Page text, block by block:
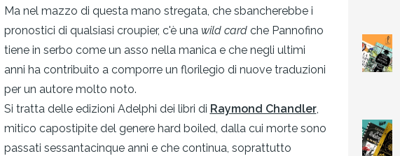
Ma nel mazzo di questa mano stregata, che sbancherebbe i
pronostici di qualsiasi croupier, c'è una wild cardche Pannofino
tiene in serbo come un asso nella manica e che negli ultimi
anni ha contribuito a comporre un florilegio di nuove traduzioni
per un autore molto noto.
Si tratta delle edizioni Adelphi dei libri di Raymond Chandler,
mitico capostipite del genere hard boiled, dalla cui morte sono
passati sessantacinque anni e che continua, soprattutto